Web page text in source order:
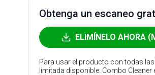
Obtenga un escaneo
ELIMÍNELO AHORA
Para usar el producto con todas
limitada disponible. Combo